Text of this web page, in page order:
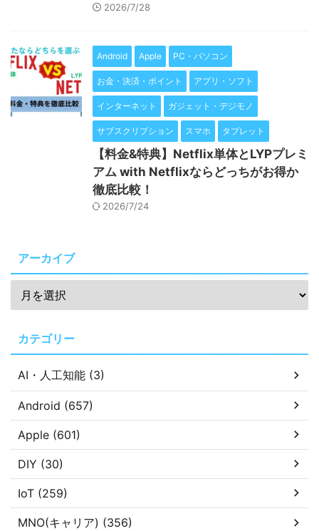
2026/7/28
Android Apple PC・パソコン
お金・決済・ポイント アプリ・ソフト
インターネット ガジェット・デジモノ
サブスクリプション スマホ タブレット
【料金&特典】Netflix単体とLYPプレミ
アム with Netflixならどっちがお得か
徹底比較！
2026/7/24
アーカイブ
カテゴリー
AI・人工知能 (3)
Android (657)
Apple (601)
DIY (30)
IoT (259)
MNO(キャリア) (356)